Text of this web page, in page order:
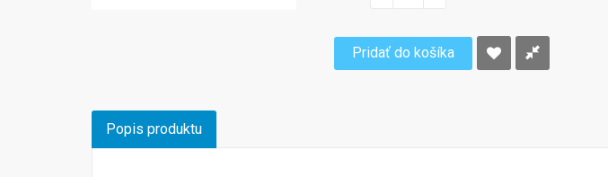
Pridať do košíka
Popis produktu